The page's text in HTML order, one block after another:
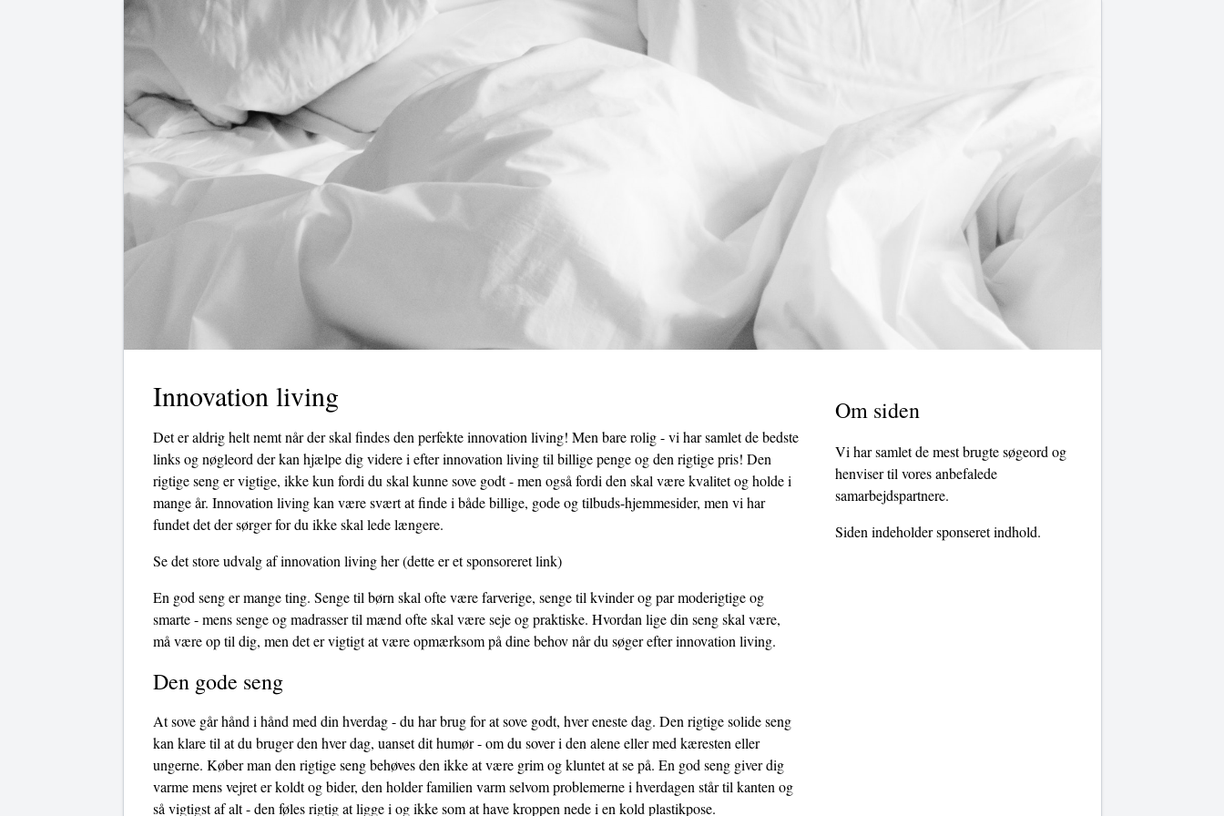
Innovation living
Det er aldrig helt nemt når der skal findes den perfekte innovation living! Men bare rolig - vi har samlet de bedste
links og nøgleord der kan hjælpe dig videre i efter innovation living til billige penge og den rigtige pris! Den
rigtige seng er vigtige, ikke kun fordi du skal kunne sove godt - men også fordi den skal være kvalitet og holde i
mange år. Innovation living kan være svært at finde i både billige, gode og tilbuds-hjemmesider, men vi har
fundet det der sørger for du ikke skal lede længere.
Se det store udvalg af innovation living her(dette er et sponsoreret link)
En god seng er mange ting. Senge til børn skal ofte være farverige, senge til kvinder og par moderigtige og
smarte - mens senge og madrasser til mænd ofte skal være seje og praktiske. Hvordan lige din seng skal være,
må være op til dig, men det er vigtigt at være opmærksom på dine behov når du søger efter innovation living.
Den gode seng
At sove går hånd i hånd med din hverdag - du har brug for at sove godt, hver eneste dag. Den rigtige solide seng
kan klare til at du bruger den hver dag, uanset dit humør - om du sover i den alene eller med kæresten eller
ungerne. Køber man den rigtige seng behøves den ikke at være grim og kluntet at se på. En god seng giver dig
varme mens vejret er koldt og bider, den holder familien varm selvom problemerne i hverdagen står til kanten og
så vigtigst af alt - den føles rigtig at ligge i og ikke som at have kroppen nede i en kold plastikpose.
Om siden
Vi har samlet de mest brugte søgeord og
henviser til vores anbefalede
samarbejdspartnere.
Siden indeholder sponseret indhold.